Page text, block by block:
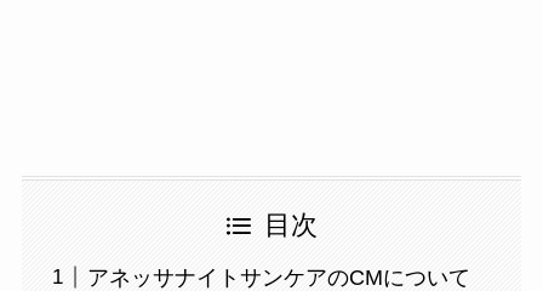
目次
アネッサナイトサンケアのCMについて